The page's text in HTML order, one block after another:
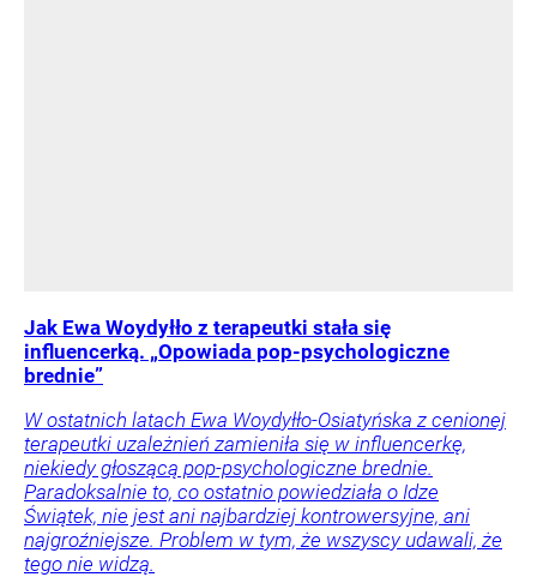
Jak Ewa Woydyłło z terapeutki stała się
influencerką. „Opowiada pop-psychologiczne
brednie”
W ostatnich latach Ewa Woydyłło-Osiatyńska z cenionej
terapeutki uzależnień zamieniła się w influencerkę,
niekiedy głoszącą pop-psychologiczne brednie.
Paradoksalnie to, co ostatnio powiedziała o Idze
Świątek, nie jest ani najbardziej kontrowersyjne, ani
najgroźniejsze. Problem w tym, że wszyscy udawali, że
tego nie widzą.